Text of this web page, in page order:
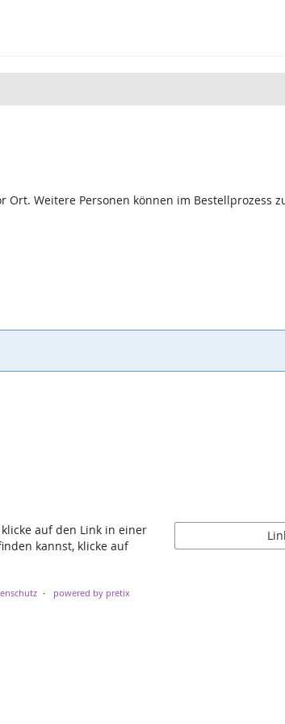
Ort. Weitere Personen können im Bestellprozess
auf den Link in einer
kannst, klicke auf
powered by pretix